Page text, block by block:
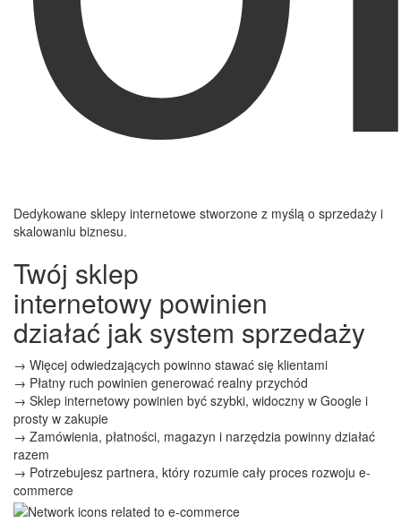
Dedykowane sklepy internetowe stworzone z myślą o sprzedaży i
skalowaniu biznesu.
Twój sklep
internetowy powinien
działać jak system sprzedaży
→ Więcej odwiedzających powinno stawać się klientami
→ Płatny ruch powinien generować realny przychód
→ Sklep internetowy powinien być szybki, widoczny w Google i
prosty w zakupie
→ Zamówienia, płatności, magazyn i narzędzia powinny działać
razem
→ Potrzebujesz partnera, który rozumie cały proces rozwoju e-
commerce